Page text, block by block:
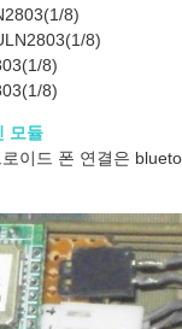
8)
8)
8)
8)
모듈
이드 폰 연결은